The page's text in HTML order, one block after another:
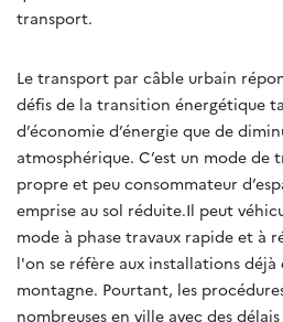
transport.
Le transport par câble urbain
défis de la transition énergétique
d’économie d’énergie que de
atmosphérique. C’est un mode de
propre et peu consommateur
emprise au sol réduite.Il peut
mode à phase travaux rapide et à
l'on se réfère aux installations déjà
montagne. Pourtant, les
nombreuses en ville avec des